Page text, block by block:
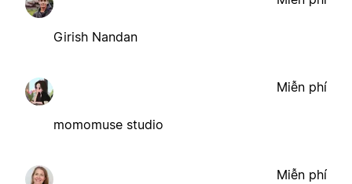
Girish Nandan
momomuse studio
Miễn phí
Miễn phí